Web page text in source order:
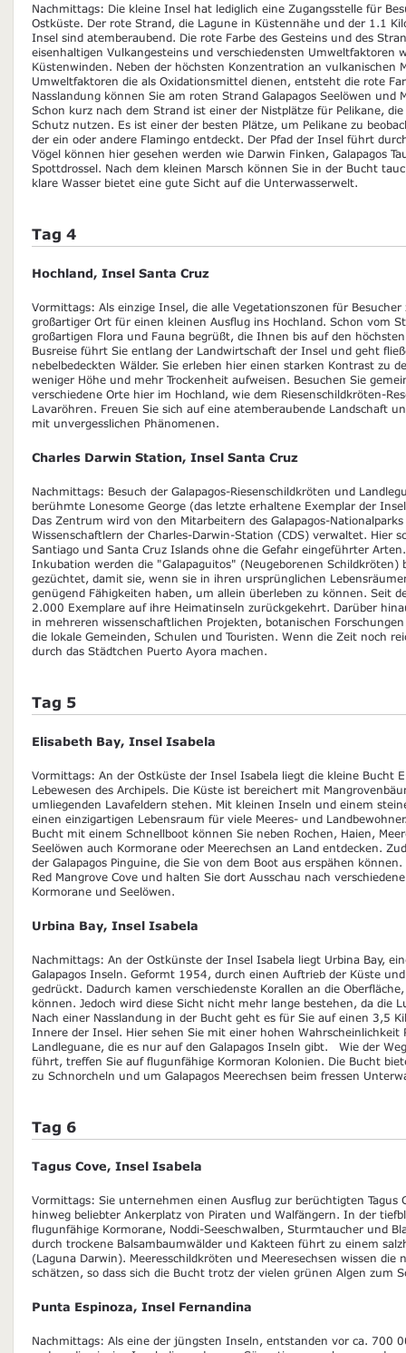
Nachmittags: Die kleine Insel hat lediglich eine Zugangsstelle für
Ostküste. Der rote Strand, die Lagune in Küstennähe und der 1.1
Insel sind atemberaubend. Die rote Farbe des Gesteins und des
eisenhaltigen Vulkangesteins und verschiedensten Umweltfaktoren
Küstenwinden. Neben der höchsten Konzentration an vulkanischen
Umweltfaktoren die als Oxidationsmittel dienen, entsteht die rote
Nasslandung können Sie am roten Strand Galapagos Seelöwen und
Schon kurz nach dem Strand ist einer der Nistplätze für Pelikane,
Schutz nutzen. Es ist einer der besten Plätze, um Pelikane zu
der ein oder andere Flamingo entdeckt. Der Pfad der Insel führt
Vögel können hier gesehen werden wie Darwin Finken, Galapagos
Spottdrossel. Nach dem kleinen Marsch können Sie in der Bucht
klare Wasser bietet eine gute Sicht auf die Unterwasserwelt.
Tag 4
Hochland, Insel Santa Cruz
Vormittags: Als einzige Insel, die alle Vegetationszonen für
großartiger Ort für einen kleinen Ausflug ins Hochland. Schon vom
großartigen Flora und Fauna begrüßt, die Ihnen bis auf den
Busreise führt Sie entlang der Landwirtschaft der Insel und geht
nebelbedeckten Wälder. Sie erleben hier einen starken Kontrast zu
weniger Höhe und mehr Trockenheit aufweisen. Besuchen Sie
verschiedene Orte hier im Hochland, wie dem Riesenschildkröten-
Lavaröhren. Freuen Sie sich auf eine atemberaubende Landschaft
mit unvergesslichen Phänomenen.
Charles Darwin Station, Insel Santa Cruz
Nachmittags: Besuch der Galapagos-Riesenschildkröten und
berühmte Lonesome George (das letzte erhaltene Exemplar der
Das Zentrum wird von den Mitarbeitern des Galapagos-
Wissenschaftlern der Charles-Darwin-Station (CDS) verwaltet. Hier
Santiago und Santa Cruz Islands ohne die Gefahr eingeführter
Inkubation werden die "Galapaguitos" (Neugeborenen Schildkröten)
gezüchtet, damit sie, wenn sie in ihren ursprünglichen
genügend Fähigkeiten haben, um allein überleben zu können. Seit
2.000 Exemplare auf ihre Heimatinseln zurückgekehrt. Darüber
in mehreren wissenschaftlichen Projekten, botanischen
die lokale Gemeinden, Schulen und Touristen. Wenn die Zeit noch
durch das Städtchen Puerto Ayora machen.
Tag 5
Elisabeth Bay, Insel Isabela
Vormittags: An der Ostküste der Insel Isabela liegt die kleine Bucht
Lebewesen des Archipels. Die Küste ist bereichert mit
umliegenden Lavafeldern stehen. Mit kleinen Inseln und einem
einen einzigartigen Lebensraum für viele Meeres- und
Bucht mit einem Schnellboot können Sie neben Rochen, Haien,
Seelöwen auch Kormorane oder Meerechsen an Land entdecken.
der Galapagos Pinguine, die Sie von dem Boot aus erspähen
Red Mangrove Cove und halten Sie dort Ausschau nach
Kormorane und Seelöwen.
Urbina Bay, Insel Isabela
Nachmittags: An der Ostkünste der Insel Isabela liegt Urbina Bay,
Galapagos Inseln. Geformt 1954, durch einen Auftrieb der Küste
gedrückt. Dadurch kamen verschiedenste Korallen an die
können. Jedoch wird diese Sicht nicht mehr lange bestehen, da die
Nach einer Nasslandung in der Bucht geht es für Sie auf einen 3,5
Innere der Insel. Hier sehen Sie mit einer hohen Wahrscheinlichkeit
Landleguane, die es nur auf den Galapagos Inseln gibt. Wie der
führt, treffen Sie auf flugunfähige Kormoran Kolonien. Die Bucht
zu Schnorcheln und um Galapagos Meerechsen beim fressen
Tag 6
Tagus Cove, Insel Isabela
Vormittags: Sie unternehmen einen Ausflug zur berüchtigten Tagus
hinweg beliebter Ankerplatz von Piraten und Walfängern. In der
flugunfähige Kormorane, Noddi-Seeschwalben, Sturmtaucher und
durch trockene Balsambaumwälder und Kakteen führt zu einem
(Laguna Darwin). Meeresschildkröten und Meeresechsen wissen die
schätzen, so dass sich die Bucht trotz der vielen grünen Algen zum
Punta Espinoza, Insel Fernandina
Nachmittags: Als eine der jüngsten Inseln, entstanden vor ca. 700